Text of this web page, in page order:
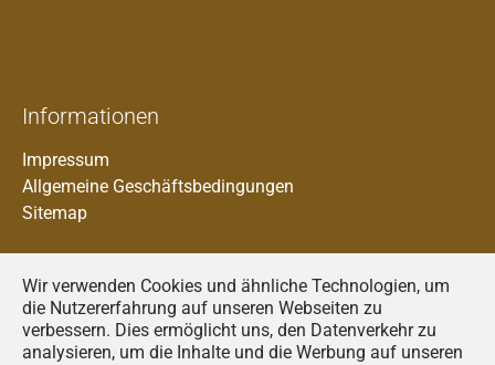
Wir verwenden Cookies und ähnliche Technologien, um
die Nutzererfahrung auf unseren Webseiten zu
verbessern. Dies ermöglicht uns, den Datenverkehr zu
analysieren, um die Inhalte und die Werbung auf unseren
Informationen
Impressum
Allgemeine Geschäftsbedingungen
Sitemap